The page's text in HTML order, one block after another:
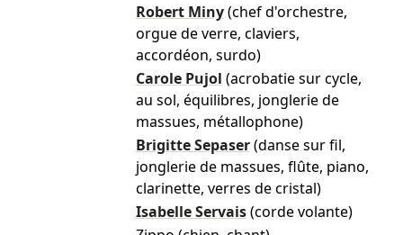
Robert Miny (chef d'orchestre,
orgue de verre, claviers,
accordéon, surdo)
Carole Pujol (acrobatie sur cycle,
au sol, équilibres, jonglerie de
massues, métallophone)
Brigitte Sepaser (danse sur fil,
jonglerie de massues, flûte, piano,
clarinette, verres de cristal)
Isabelle Servais (corde volante)